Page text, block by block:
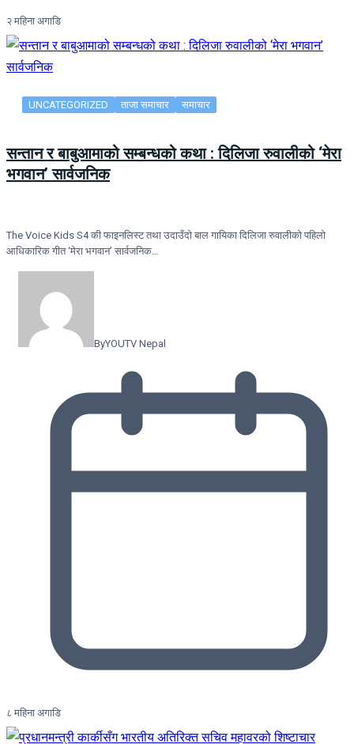
२ महिना अगाडि
UNCATEGORIZED ताजा समाचार समाचार
सन्तान र बाबुआमाको सम्बन्धको कथा : दिलिजा रुवालीको ‘मेरा
भगवान’ सार्वजनिक
The Voice Kids S4 की फाइनलिस्ट तथा उदाउँदो बाल गायिका दिलिजा रुवालीको पहिलो
आधिकारिक गीत ‘मेरा भगवान’ सार्वजनिक…
ByYOUTV Nepal
८ महिना अगाडि